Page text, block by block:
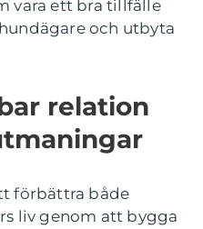
vara ett bra tillfälle
och utbyta
relation
förbättra både
liv genom att bygga